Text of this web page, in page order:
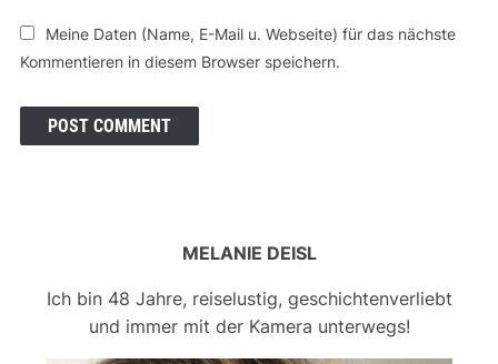
Meine Daten (Name, E-Mail u. Webseite) für das nächste
Kommentieren in diesem Browser speichern.
MELANIE DEISL
Ich bin 48 Jahre, reiselustig, geschichtenverliebt
und immer mit der Kamera unterwegs!